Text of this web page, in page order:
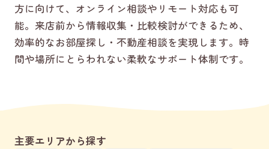
方に向けて、オンライン相談やリモート対応も可
能。来店前から情報収集・比較検討ができるため、
効率的なお部屋探し・不動産相談を実現します。時
間や場所にとらわれない柔軟なサポート体制です。
主要エリアから探す